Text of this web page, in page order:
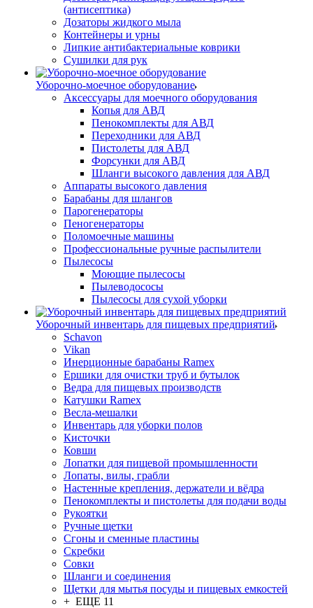
(антисептика)
Дозаторы жидкого мыла
Контейнеры и урны
Липкие антибактериальные коврики
Сушилки для рук
Уборочно-моечное оборудование
Аксессуары для моечного оборудования
Копья для АВД
Пенокомплекты для АВД
Переходники для АВД
Пистолеты для АВД
Форсунки для АВД
Шланги высокого давления для АВД
Аппараты высокого давления
Барабаны для шлангов
Парогенераторы
Пеногенераторы
Поломоечные машины
Профессиональные ручные распылители
Пылесосы
Моющие пылесосы
Пылеводососы
Пылесосы для сухой уборки
Уборочный инвентарь для пищевых предприятий
Schavon
Vikan
Инерционные барабаны Ramex
Ершики для очистки труб и бутылок
Ведра для пищевых производств
Катушки Ramex
Весла-мешалки
Инвентарь для уборки полов
Кисточки
Ковши
Лопатки для пищевой промышленности
Лопаты, вилы, грабли
Настенные крепления, держатели и вёдра
Пенокомплекты и пистолеты для подачи воды
Рукоятки
Ручные щетки
Сгоны и сменные пластины
Скребки
Совки
Шланги и соединения
Щетки для мытья посуды и пищевых емкостей
+ ЕЩЕ 11